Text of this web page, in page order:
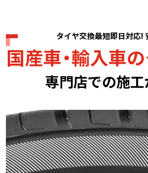
タイヤ交換最短即日対応!
国産車・輸入車
専門店での施